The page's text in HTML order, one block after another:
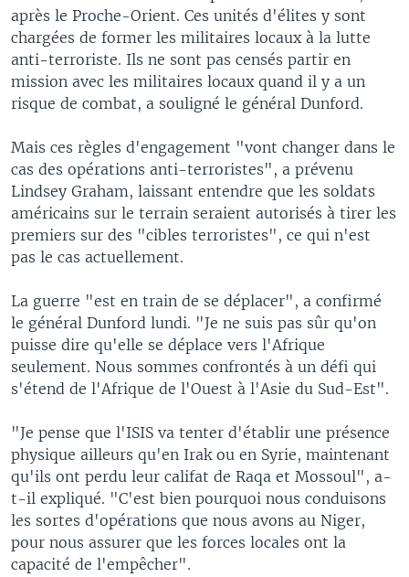
après le Proche-Orient. Ces unités d'élites y sont
chargées de former les militaires locaux à la lutte
anti-terroriste. Ils ne sont pas censés partir en
mission avec les militaires locaux quand il y a un
risque de combat, a souligné le général Dunford.
Mais ces règles d'engagement "vont changer dans le
cas des opérations anti-terroristes", a prévenu
Lindsey Graham, laissant entendre que les soldats
américains sur le terrain seraient autorisés à tirer les
premiers sur des "cibles terroristes", ce qui n'est
pas le cas actuellement.
La guerre "est en train de se déplacer", a confirmé
le général Dunford lundi. "Je ne suis pas sûr qu'on
puisse dire qu'elle se déplace vers l'Afrique
seulement. Nous sommes confrontés à un défi qui
s'étend de l'Afrique de l'Ouest à l'Asie du Sud-Est".
"Je pense que l'ISIS va tenter d'établir une présence
physique ailleurs qu'en Irak ou en Syrie, maintenant
qu'ils ont perdu leur califat de Raqa et Mossoul", a-
t-il expliqué. "C'est bien pourquoi nous conduisons
les sortes d'opérations que nous avons au Niger,
pour nous assurer que les forces locales ont la
capacité de l'empêcher".